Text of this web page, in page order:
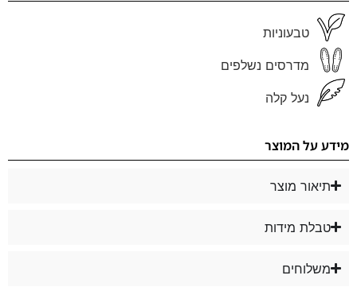
טבעוניות
מדרסים נשלפים
נעל קלה
מידע על המוצר
תיאור מוצר
טבלת מידות
משלוחים